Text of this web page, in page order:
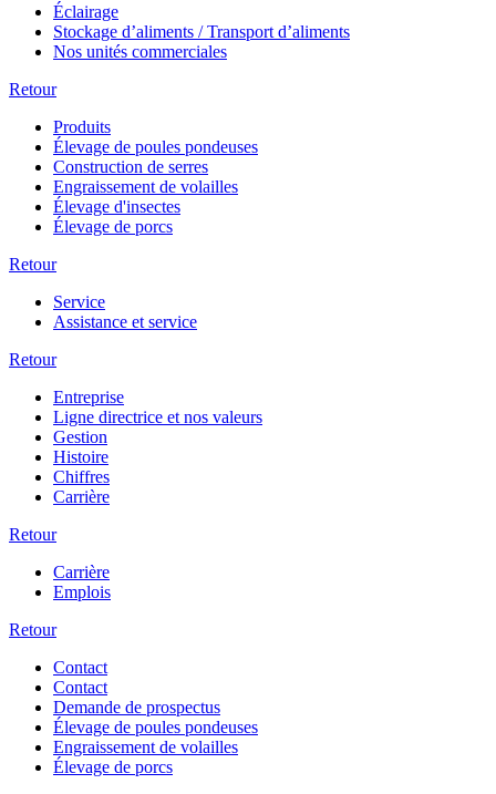
Éclairage
Stockage d’aliments / Transport d’aliments
Nos unités commerciales
Retour
Produits
Élevage de poules pondeuses
Construction de serres
Engraissement de volailles
Élevage d'insectes
Élevage de porcs
Retour
Service
Assistance et service
Retour
Entreprise
Ligne directrice et nos valeurs
Gestion
Histoire
Chiffres
Carrière
Retour
Carrière
Emplois
Retour
Contact
Contact
Demande de prospectus
Élevage de poules pondeuses
Engraissement de volailles
Élevage de porcs